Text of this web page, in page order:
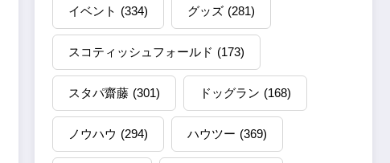
イベント (334) グッズ (281)
スコティッシュフォールド (173)
スタパ齋藤 (301) ドッグラン (168)
ノウハウ (294) ハウツー (369)